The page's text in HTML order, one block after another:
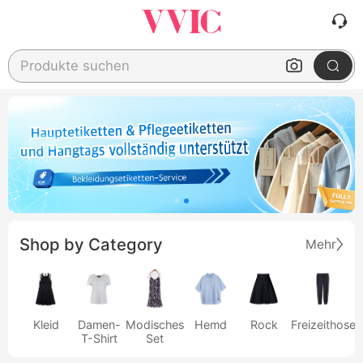
Produkte suchen
Shop by Category Mehr
Kleid
Damen-
T-Shirt
Modisches
Set
Hemd Rock Freizeithose